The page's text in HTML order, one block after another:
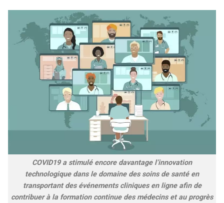
COVID19 a stimulé encore davantage l’innovation
technologique dans le domaine des soins de santé en
transportant des événements cliniques en ligne afin de
contribuer à la formation continue des médecins et au progrès